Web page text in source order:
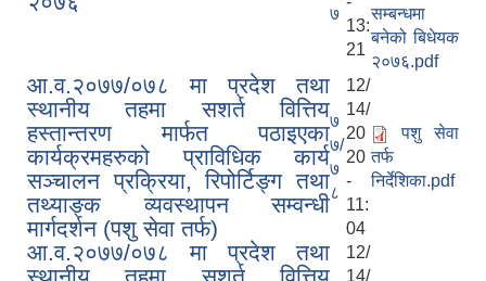
७
13:
21
सम्बन्धमा
बनेको बिधेयक
२०७६.pdf
आ.व.२०७७/०७८ मा प्रदेश तथा
स्थानीय तहमा सशर्त वित्तिय
हस्तान्तरण मार्फत पठाइएका
कार्यक्रमहरुको प्राविधिक कार्य
सञ्चालन प्रक्रिया, रिपोर्टिङ्ग तथा
तथ्याङ्क व्यवस्थापन सम्वन्धी
मार्गदर्शन (पशु सेवा तर्फ)
७
७/
७
८
12/
14/
20
20
-
11:
04
पशु सेवा
तर्फ
निर्देशिका.pdf
आ.व.२०७७/०७८ मा प्रदेश तथा
12/
14/